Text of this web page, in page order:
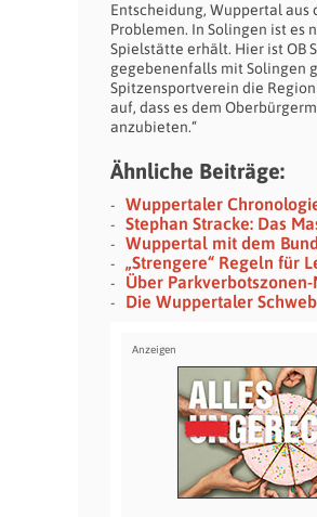
Entscheidung, Wuppertal aus
Problemen. In Solingen ist es
Spielstätte erhält. Hier ist OB
gegebenenfalls mit Solingen
Spitzensportverein die
auf, dass es dem
anzubieten.“
Ähnliche Beiträge:
Wuppertaler
Stephan Stracke: Das
Wuppertal mit dem
„Strengere“ Regeln für
Über
Die Wuppertaler